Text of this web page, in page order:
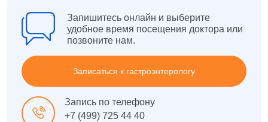
Запишитесь онлайн и выберите
удобное время посещения доктора или
позвоните нам.
Записаться к гастроэнтерологу
Запись по телефону
+7 (499) 725 44 40